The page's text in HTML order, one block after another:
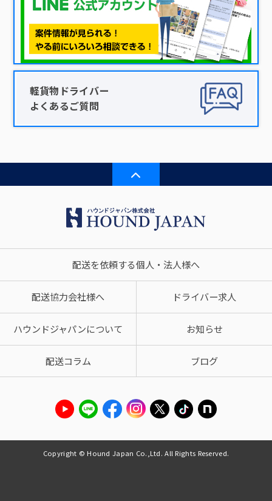
軽貨物ドライバー
よくあるご質問
配送を依頼する個人・法人様へ
配送協力会社様へ ドライバー求人
ハウンドジャパンについて お知らせ
配送コラム ブログ
Copyright © Hound Japan Co.,Ltd. All Rights Reserved.